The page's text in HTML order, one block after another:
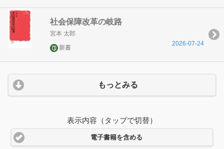
社会保障改革の岐路
宮本 太郎
新書
2026-07-24
もっとみる
表示内容（タップで切替）
電子書籍を含める